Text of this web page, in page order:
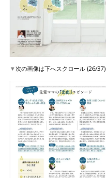
▼次の画像は下へスクロール (26/37)